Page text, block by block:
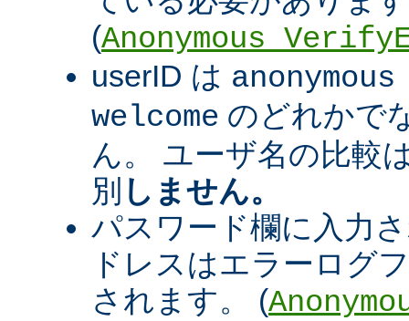
(
userID は
welcome のどれかで
ん。 ユーザ名の比較
別 しません。
パスワード欄に入力
ドレスはエラーログ
されます。 (